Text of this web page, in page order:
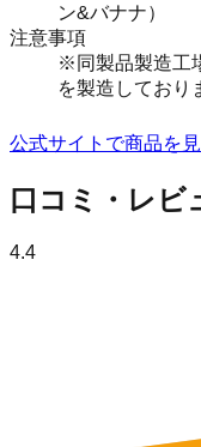
ン&バナナ）
注意事項
※同製品製造工
を製造しており
公式サイトで商品を
口コミ・レビ
4.4